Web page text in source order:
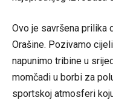
Ovo je savršena prilika
Orašine. Pozivamo
napunimo tribine u
momčadi u borbi za
sportskoj atmosferi